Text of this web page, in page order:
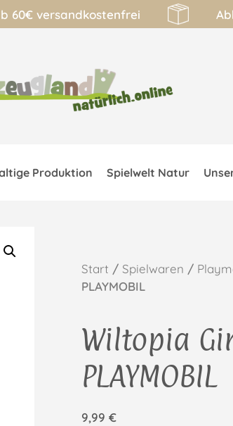
60€ versandkostenfrei
Produktion Spielwelt Natur
Start / Spielwaren /
PLAYMOBIL
Wiltopia
PLAYMOBIL
9,99 €